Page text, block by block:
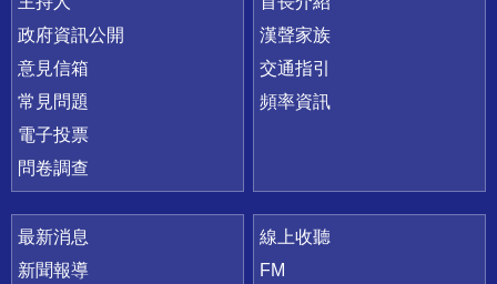
政府資訊公開
意見信箱
常見問題
電子投票
問卷調查
漢聲家族
交通指引
頻率資訊
最新消息
新聞報導
線上收聽
FM